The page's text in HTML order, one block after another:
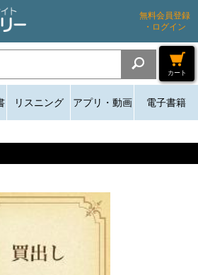
無料会員登録
・ログイン
カート
リスニング アプリ・動画 電子書籍